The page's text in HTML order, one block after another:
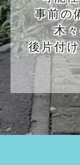
事前の
木
後片付